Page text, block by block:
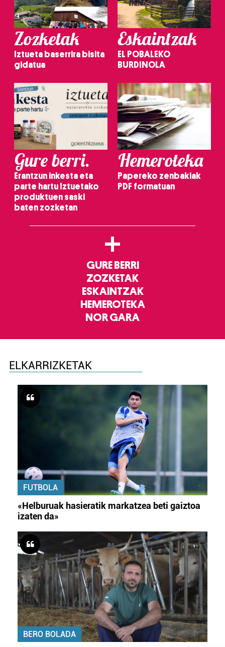
Zozketak
Iztueta baserrira bisita
gidatua
Eskaintzak
EL POBALEKO
BURDINOLA
Gure berri.
Erantzun inkesta eta
parte hartu Iztuetako
produktuen saski
baten zozketan
Hemeroteka
Papereko zenbakiak
PDF formatuan
+
GURE BERRI
ZOZKETAK
ESKAINTZAK
HEMEROTEKA
NOR GARA
ELKARRIZKETAK
FUTBOLA
«Helburuak hasieratik markatzea beti gaiztoa
izaten da»
BERO BOLADA